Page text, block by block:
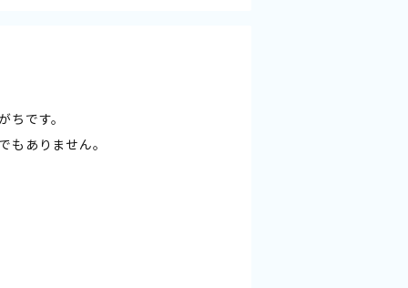
です。
ありません。